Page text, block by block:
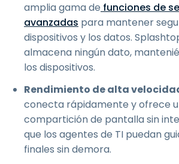
amplia gama de funciones de
avanzadas para mantener
dispositivos y los datos.
almacena ningún dato,
los dispositivos.
Rendimiento de alta
conecta rápidamente y ofrece
compartición de pantalla sin
que los agentes de TI puedan
finales sin demora.